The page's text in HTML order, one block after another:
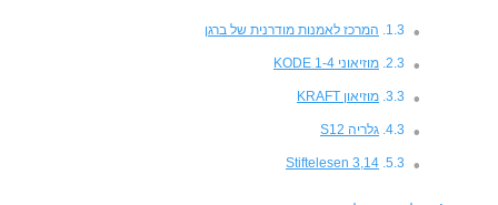
המרכז לאמנות מודרנית של ברגן
מוזיאוני KODE 1-4
מוזיאון KRAFT
גלריה S12
Stiftelesen 3,14